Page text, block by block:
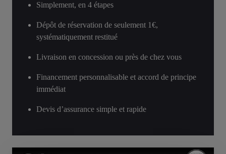
Simplement, en 4 étapes
Dépôt de réservation de seulement 1€,
systématiquement restitué
Livraison en concession ou près de chez vous
Financement personnalisable et accord de principe
immédiat
Devis d’assurance simple et rapide